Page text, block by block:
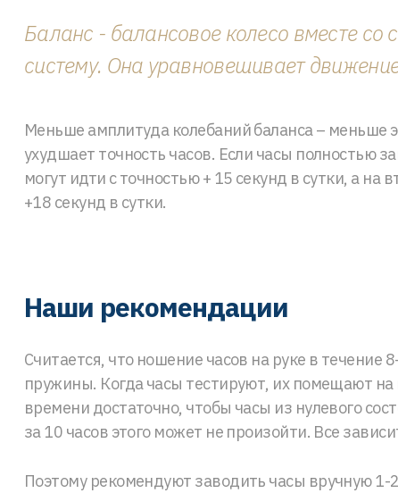
Баланс - балансовое колесо вместе
систему. Она уравновешивает
Меньше амплитуда колебаний баланса – меньше
ухудшает точность часов. Если часы полностью
могут идти с точностью + 15 секунд в сутки, а
+18 секунд в сутки.
Наши рекомендации
Считается, что ношение часов на руке в
пружины. Когда часы тестируют, их помещают
времени достаточно, чтобы часы из нулевого
за 10 часов этого может не произойти. Все
Поэтому рекомендуют заводить часы вручную